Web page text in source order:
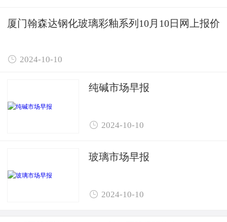
厦门翰森达钢化玻璃彩釉系列10月10日网上报价
 2024-10-10
纯碱市场早报
 2024-10-10
玻璃市场早报
 2024-10-10